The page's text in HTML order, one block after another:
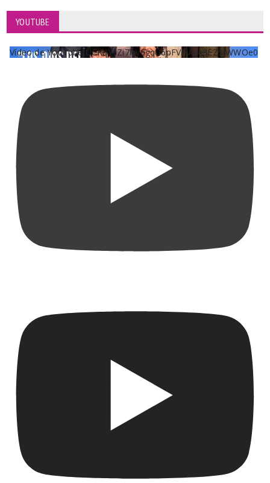
YOUTUBE
Vídeo de YouTube UCKqYjiZi7lzy6gqU6pFVFiA_A3EZ9JWWOe0